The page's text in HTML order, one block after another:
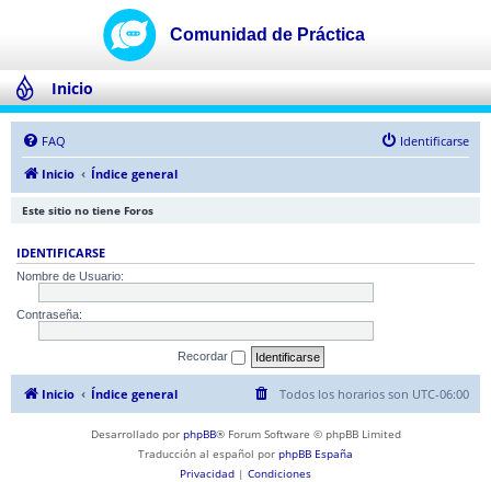
Inicio
FAQ
Identificarse
Inicio
Índice general
Este sitio no tiene Foros
IDENTIFICARSE
Nombre de Usuario:
Contraseña:
Recordar
Inicio Índice general Todos los horarios son UTC-06:00
Desarrollado por phpBB® Forum Software © phpBB Limited
Traducción al español por phpBB España
Privacidad | Condiciones